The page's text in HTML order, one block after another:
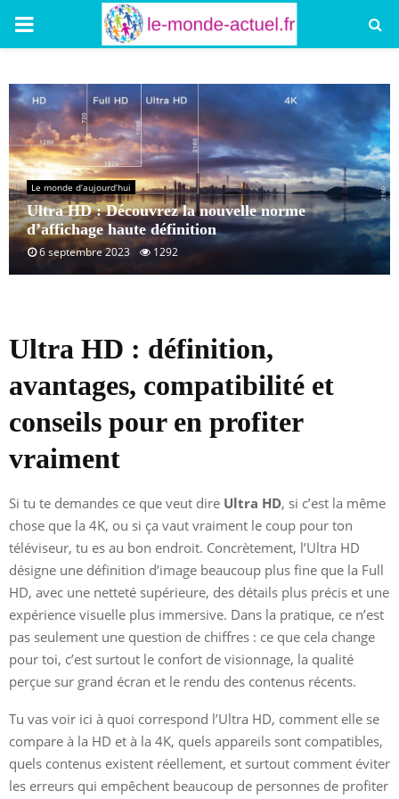
PRIMARY
Le monde d’aujourd’hui
Ultra HD : Découvrez la nouvelle norme
d’affichage haute définition
6 septembre 2023 1292
Ultra HD : définition,
avantages, compatibilité et
conseils pour en profiter
vraiment
Si tu te demandes ce que veut dire Ultra HD, si c’est la même
chose que la 4K, ou si ça vaut vraiment le coup pour ton
téléviseur, tu es au bon endroit. Concrètement, l’Ultra HD
désigne une définition d’image beaucoup plus fine que la Full
HD, avec une netteté supérieure, des détails plus précis et une
expérience visuelle plus immersive. Dans la pratique, ce n’est
pas seulement une question de chiffres : ce que cela change
pour toi, c’est surtout le confort de visionnage, la qualité
perçue sur grand écran et le rendu des contenus récents.
Tu vas voir ici à quoi correspond l’Ultra HD, comment elle se
compare à la HD et à la 4K, quels appareils sont compatibles,
quels contenus existent réellement, et surtout comment éviter
les erreurs qui empêchent beaucoup de personnes de profiter